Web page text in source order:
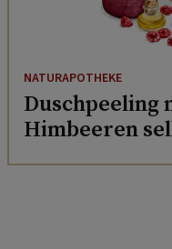
NATURAPOTHEKE
Duschpeeling
Himbeeren